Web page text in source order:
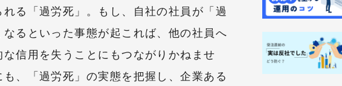
る「過労死」。もし、自社の社員が「過
るといった事態が起これば、他の社員へ
信用を失うことにもつながりかねませ
、「過労死」の実態を把握し、企業ある